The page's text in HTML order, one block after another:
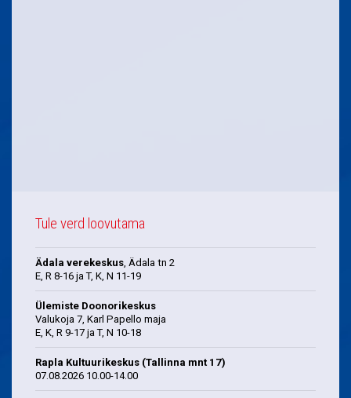
Tule verd loovutama
Ädala verekeskus , Ädala tn 2
E, R 8-16 ja T, K, N 11-19
Ülemiste Doonorikeskus
Valukoja 7, Karl Papello maja
E, K, R 9-17 ja T, N 10-18
Rapla Kultuurikeskus (Tallinna mnt 17)
07.08.2026 10.00-14.00